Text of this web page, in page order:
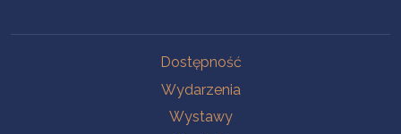
Dostępność
Wydarzenia
Wystawy